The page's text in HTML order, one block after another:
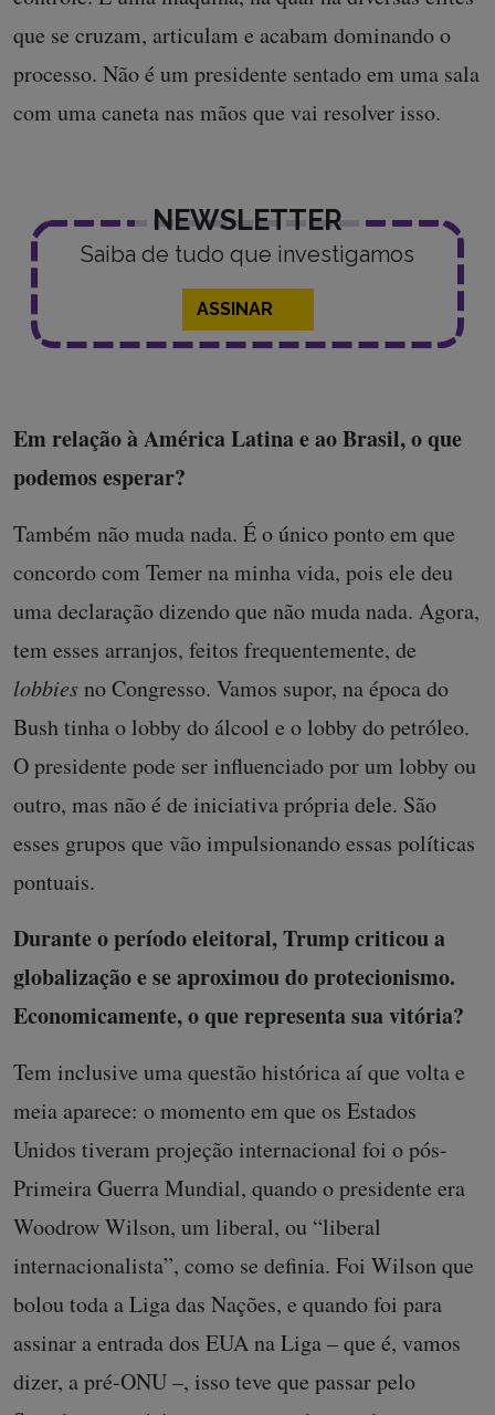
que se cruzam, articulam e acabam dominando o
processo. Não é um presidente sentado em uma sala
com uma caneta nas mãos que vai resolver isso.
NEWSLETTER
Saiba de tudo que investigamos
ASSINAR
Em relação à América Latina e ao Brasil, o que
podemos esperar?
Também não muda nada. É o único ponto em que
concordo com Temer na minha vida, pois ele deu
uma declaração dizendo que não muda nada. Agora,
tem esses arranjos, feitos frequentemente, de
lobbiesno Congresso. Vamos supor, na época do
Bush tinha o lobby do álcool e o lobby do petróleo.
O presidente pode ser influenciado por um lobby ou
outro, mas não é de iniciativa própria dele. São
esses grupos que vão impulsionando essas políticas
pontuais.
Durante o período eleitoral, Trump criticou a
globalização e se aproximou do protecionismo.
Economicamente, o que representa sua vitória?
Tem inclusive uma questão histórica aí que volta e
meia aparece: o momento em que os Estados
Unidos tiveram projeção internacional foi o pós-
Primeira Guerra Mundial, quando o presidente era
Woodrow Wilson, um liberal, ou “liberal
internacionalista”, como se definia. Foi Wilson que
bolou toda a Liga das Nações, e quando foi para
assinar a entrada dos EUA na Liga – que é, vamos
dizer, a pré-ONU –, isso teve que passar pelo